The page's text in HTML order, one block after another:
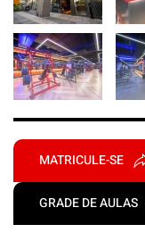
MATRICULE-SE
GRADE DE AULAS